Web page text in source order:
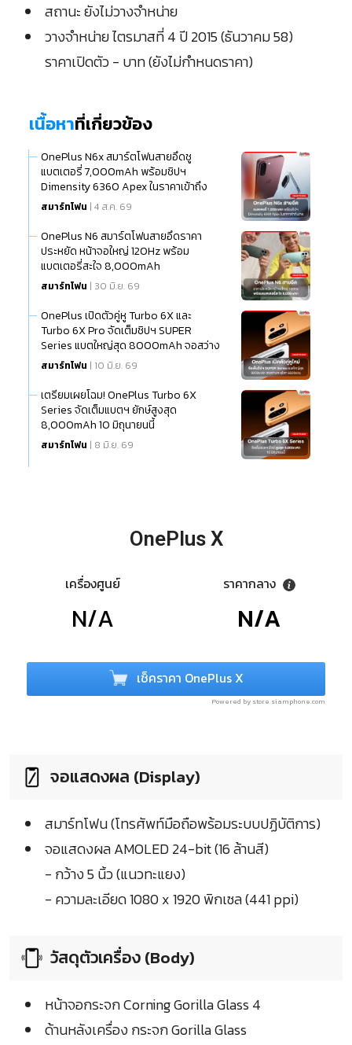
สถานะ ยังไม่วางจำหน่าย
วางจำหน่าย ไตรมาสที่ 4 ปี 2015 (ธันวาคม 58)
ราคาเปิดตัว - บาท (ยังไม่กำหนดราคา)
เนื้อหาที่เกี่ยวข้อง
OnePlus N6x สมาร์ตโฟนสายอึดชู
แบตเตอรี่ 7,000mAh พร้อมชิปฯ
Dimensity 6360 Apex ในราคาเข้าถึง
ง่าย
สมาร์ทโฟน | 4 ส.ค. 69
OnePlus N6 สมาร์ตโฟนสายอึดราคา
ประหยัด หน้าจอใหญ่ 120Hz พร้อม
แบตเตอรี่สะใจ 8,000mAh
สมาร์ทโฟน | 30 มิ.ย. 69
OnePlus เปิดตัวคู่หู Turbo 6X และ
Turbo 6X Pro จัดเต็มชิปฯ SUPER
Series แบตใหญ่สุด 8000mAh จอสว่าง
ทะลุโลก 6500nits
สมาร์ทโฟน | 10 มิ.ย. 69
เตรียมเผยโฉม! OnePlus Turbo 6X
Series จัดเต็มแบตฯ ยักษ์สูงสุด
8,000mAh 10 มิถุนายนนี้
สมาร์ทโฟน | 8 มิ.ย. 69
OnePlus X
เครื่องศูนย์
N/A
ราคากลาง
N/A
เช็คราคา OnePlus X
Powered by store.siamphone.com
จอแสดงผล (Display)
สมาร์ทโฟน (โทรศัพท์มือถือพร้อมระบบปฏิบัติการ)
จอแสดงผล AMOLED 24-bit (16 ล้านสี)
- กว้าง 5 นิ้ว (แนวทะแยง)
- ความละเอียด 1080 x 1920 พิกเซล (441 ppi)
วัสดุตัวเครื่อง (Body)
หน้าจอกระจก Corning Gorilla Glass 4
ด้านหลังเครื่อง กระจก Gorilla Glass